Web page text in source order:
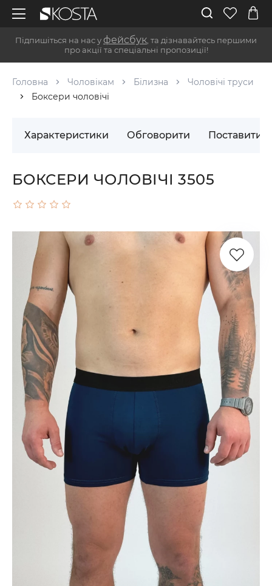
Підпишіться на нас у фейсбук , та дізнавайтесь першими
про акції та спеціальні пропозиції!
Головна Чоловікам Білизна
Чоловічі труси
Боксери чоловічі
Характеристики Обговорити Поставити
БОКСЕРИ ЧОЛОВІЧІ 3505